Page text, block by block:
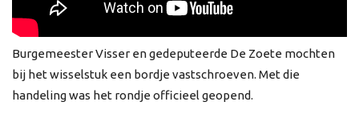
Burgemeester Visser en gedeputeerde De Zoete mochten
bij het wisselstuk een bordje vastschroeven. Met die
handeling was het rondje officieel geopend.